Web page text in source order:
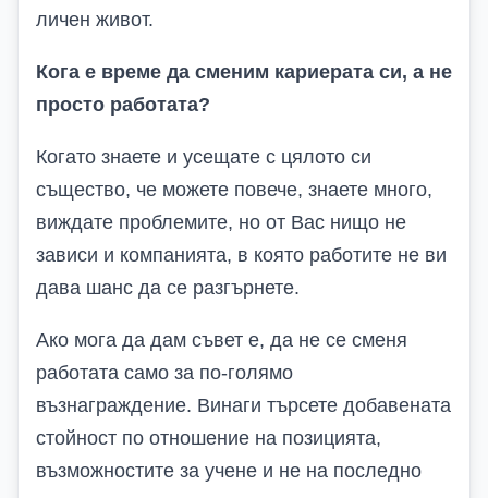
личен живот.
Кога е време да сменим кариерата си, а не
просто работата?
Когато знаете и усещате с цялото си
същество, че можете повече, знаете много,
виждате проблемите, но от Вас нищо не
зависи и компанията, в която работите не ви
дава шанс да се разгърнете.
Ако мога да дам съвет е, да не се сменя
работата само за по-голямо
възнаграждение. Винаги търсете добавената
стойност по отношение на позицията,
възможностите за учене и не на последно